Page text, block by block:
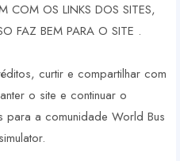
COM OS LINKS DOS SITES,
FAZ BEM PARA O SITE .
curtir e compartilhar com
o site e continuar o
para a comunidade World Bus